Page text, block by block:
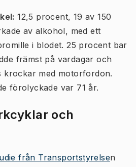
12,5 procent, 19 av 150
av alkohol, med ett
i blodet. 25 procent bar
främst på vardagar och
krockar med motorfordon.
förolyckade var 71 år.
och
från Transportstyrelsen